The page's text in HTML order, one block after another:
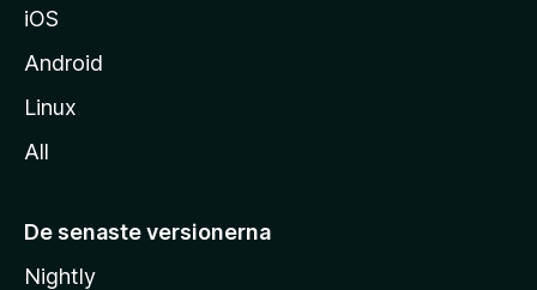
iOS
Android
Linux
All
De senaste versionerna
Nightly